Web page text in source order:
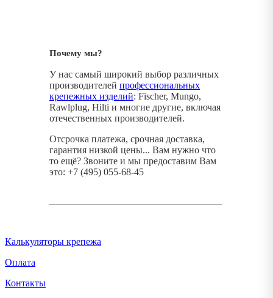
Почему мы?
У нас самый широкий выбор различных
производителей профессиональных
крепежных изделий: Fischer, Mungo,
Rawlplug, Hilti и многие другие, включая
отечественных производителей.
Отсрочка платежа, срочная доставка,
гарантия низкой цены... Вам нужно что
то ещё? Звоните и мы предоставим Вам
это: +7 (495) 055-68-45
Калькуляторы крепежа
Оплата
Контакты